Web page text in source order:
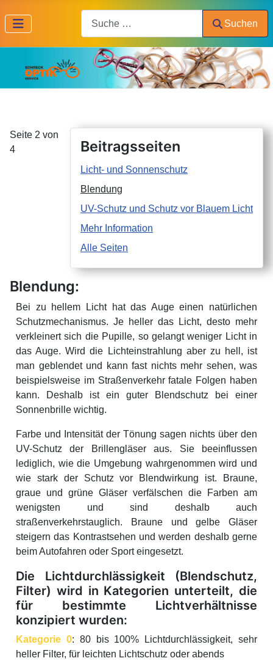
Suchen
Beitragsseiten
Licht- und Sonnenschutz
Blendung
UV-Schutz und Schutz vor Blauem Licht
Mehr Information
Alle Seiten
Seite 2 von
4
Blendung:
Bei zu hellem Licht hat das Auge einen natürlichen
Schutzmechanismus. Je heller das Licht, desto mehr
verkleinert sich die Pupille, so gelangt weniger Licht in
das Auge. Wird die Lichteinstrahlung aber zu hell, ist
man geblendet und kann fast nichts mehr sehen, was
beispielsweise im Straßenverkehr fatale Folgen haben
kann. Deshalb ist ein guter Blendschutz bei einer
Sonnenbrille wichtig.
Farbe und Intensität der Tönung sagen nichts über den
UV-Schutz der Brillengläser aus. Sie beeinflussen
lediglich, wie die Umgebung wahrgenommen wird und
wie stark der Schutz vor Blendwirkung ist. Braune,
graue und grüne Gläser verfälschen die Farben am
wenigsten und sind deshalb auch
straßenverkehrstauglich. Braune und gelbe Gläser
steigern das Kontrastsehen und werden deshalb gerne
beim Autofahren oder Sport eingesetzt.
Die Lichtdurchlässigkeit (Blendschutz,
Filter) wird in Kategorien unterteilt, die
für bestimmte Lichtverhältnisse
konzipiert wurden:
Kategorie 0: 80 bis 100% Lichtdurchlässigkeit, sehr
heller Filter, für leichten Lichtschutz oder abends